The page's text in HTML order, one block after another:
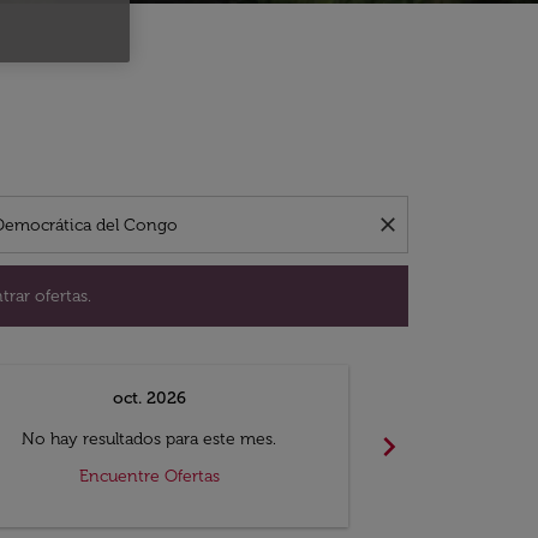
close
ofertas.
para encontrar ofertas.
oct. 2026
No hay resultados para este mes.
Encuentre Ofertas
chevron_right